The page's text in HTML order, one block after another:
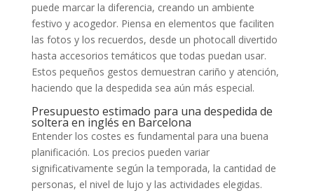
puede marcar la diferencia, creando un ambiente
festivo y acogedor. Piensa en elementos que faciliten
las fotos y los recuerdos, desde un photocall divertido
hasta accesorios temáticos que todas puedan usar.
Estos pequeños gestos demuestran cariño y atención,
haciendo que la despedida sea aún más especial.
Presupuesto estimado para una despedida de
soltera en inglés en Barcelona
Entender los costes es fundamental para una buena
planificación. Los precios pueden variar
significativamente según la temporada, la cantidad de
personas, el nivel de lujo y las actividades elegidas.